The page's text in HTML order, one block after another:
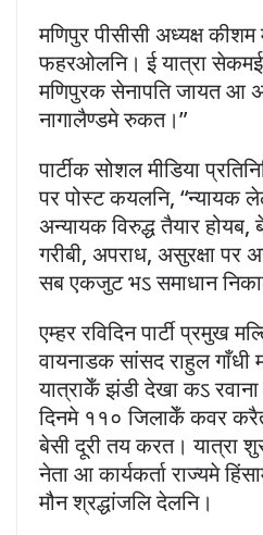
मणिपुर पीसीसी अध्यक्ष
फहरओलनि। ई यात्रा
मणिपुरक सेनापति जायत आ
नागालैण्डमे रुकत।”
पार्टीक सोशल मीडिया
पर पोस्ट कयलनि, “न्यायक
अन्यायक विरुद्ध तैयार होयब,
गरीबी, अपराध, असुरक्षा
सब एकजुट भऽ समाधान
एम्हर रविदिन पार्टी प्रमुख
वायनाडक सांसद राहुल
यात्राकेँ झंडी देखा कऽ
दिनमे ११० जिलाकेँ कवर
बेसी दूरी तय करत। यात्रा
नेता आ कार्यकर्ता राज्यमे
मौन श्रद्धांजलि देलनि।